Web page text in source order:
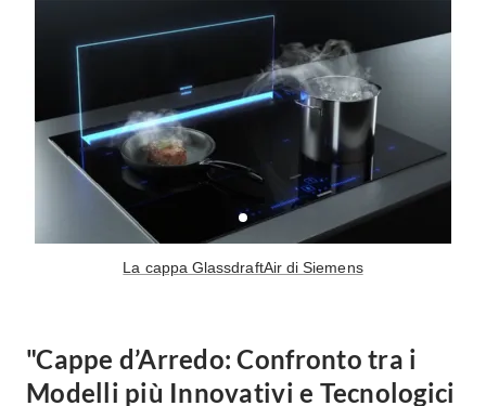
La cappa GlassdraftAir di Siemens
"Cappe d’Arredo: Confronto tra i
Modelli più Innovativi e Tecnologici